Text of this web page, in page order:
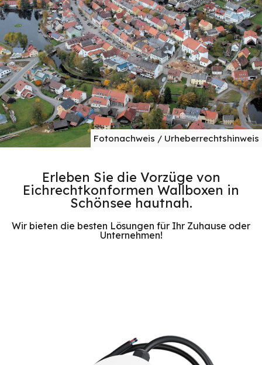
Fotonachweis / Urheberrechtshinweis
Erleben Sie die Vorzüge von
Eichrechtkonformen Wallboxen in
Schönsee hautnah.
Wir bieten die besten Lösungen für Ihr Zuhause oder
Unternehmen!